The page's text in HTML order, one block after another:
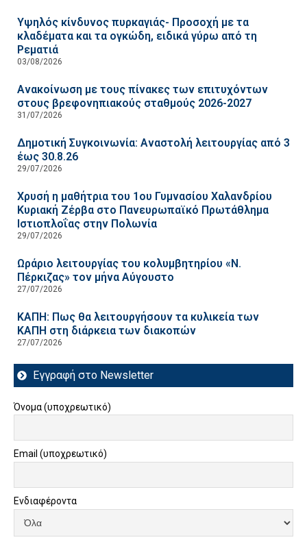
Υψηλός κίνδυνος πυρκαγιάς- Προσοχή με τα
κλαδέματα και τα ογκώδη, ειδικά γύρω από τη
Ρεματιά
03/08/2026
Ανακοίνωση με τους πίνακες των επιτυχόντων
στους βρεφονηπιακούς σταθμούς 2026-2027
31/07/2026
Δημοτική Συγκοινωνία: Αναστολή λειτουργίας από 3
έως 30.8.26
29/07/2026
Χρυσή η μαθήτρια του 1ου Γυμνασίου Χαλανδρίου
Κυριακή Ζέρβα στο Πανευρωπαϊκό Πρωτάθλημα
Ιστιοπλοΐας στην Πολωνία
29/07/2026
Ωράριο λειτουργίας του κολυμβητηρίου «Ν.
Πέρκιζας» τον μήνα Αύγουστο
27/07/2026
ΚΑΠΗ: Πως θα λειτουργήσουν τα κυλικεία των
ΚΑΠΗ στη διάρκεια των διακοπών
27/07/2026
Εγγραφή στο Newsletter
Όνομα (υποχρεωτικό)
Email (υποχρεωτικό)
Ενδιαφέροντα